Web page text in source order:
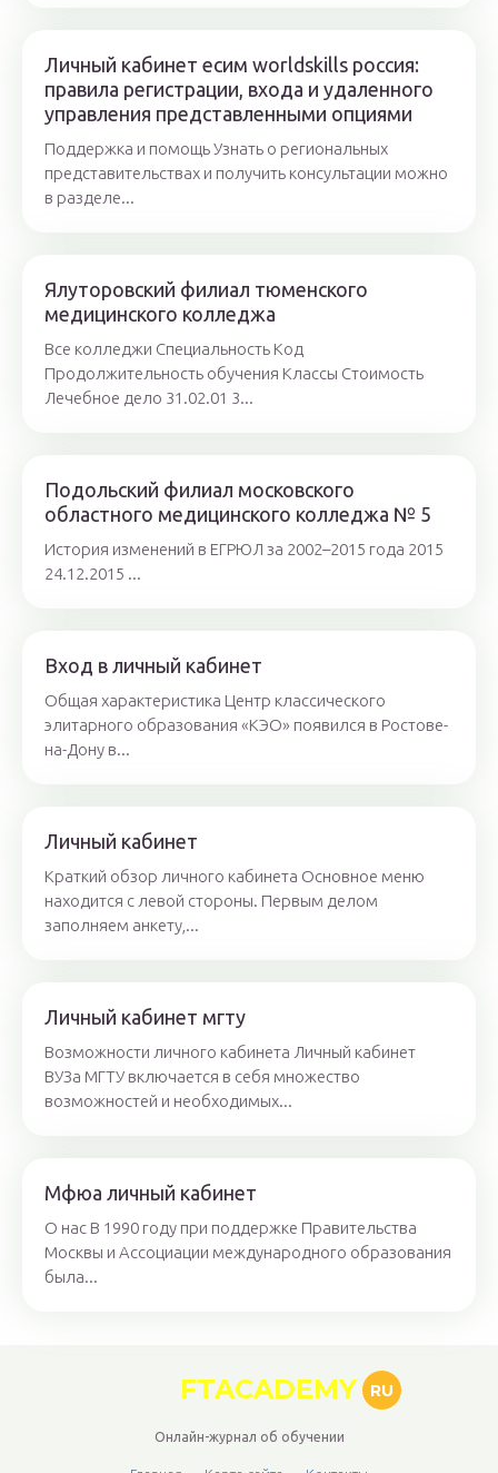
Личный кабинет есим worldskills россия:
правила регистрации, входа и удаленного
управления представленными опциями
Поддержка и помощь Узнать о региональных
представительствах и получить консультации можно
в разделе...
Ялуторовский филиал тюменского
медицинского колледжа
Все колледжи Специальность Код
Продолжительность обучения Классы Стоимость
Лечебное дело 31.02.01 3...
Подольский филиал московского
областного медицинского колледжа № 5
История изменений в ЕГРЮЛ за 2002–2015 года 2015
24.12.2015 ...
Вход в личный кабинет
Общая характеристика Центр классического
элитарного образования «КЭО» появился в Ростове-
на-Дону в...
Личный кабинет
Краткий обзор личного кабинета Основное меню
находится с левой стороны. Первым делом
заполняем анкету,...
Личный кабинет мгту
Возможности личного кабинета Личный кабинет
ВУЗа МГТУ включается в себя множество
возможностей и необходимых...
Мфюа личный кабинет
О нас В 1990 году при поддержке Правительства
Москвы и Ассоциации международного образования
была...
FTACADEMY RU
Онлайн-журнал об обучении